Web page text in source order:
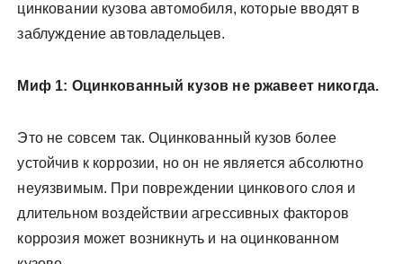
цинковании кузова автомобиля, которые вводят в
заблуждение автовладельцев.
Миф 1: Оцинкованный кузов не ржавеет никогда.
Это не совсем так. Оцинкованный кузов более
устойчив к коррозии, но он не является абсолютно
неуязвимым. При повреждении цинкового слоя и
длительном воздействии агрессивных факторов
коррозия может возникнуть и на оцинкованном